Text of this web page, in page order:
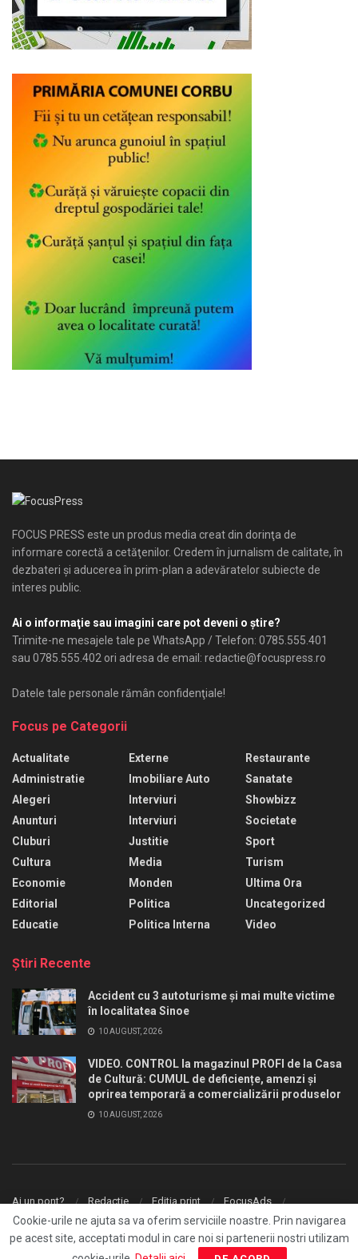
FOCUS PRESS este un produs media creat din dorinţa de
informare corectă a cetăţenilor. Credem în jurnalism de calitate, în
dezbateri şi aducerea în prim-plan a adevăratelor subiecte de
interes public.
Ai o informaţie sau imagini care pot deveni o ştire?
Trimite-ne mesajele tale pe WhatsApp / Telefon: 0785.555.401
sau 0785.555.402 ori adresa de email: redactie@focuspress.ro
Datele tale personale rămân confidenţiale!
Focus pe Categorii
Actualitate
Administratie
Alegeri
Anunturi
Cluburi
Cultura
Economie
Editorial
Educatie
Externe
Imobiliare Auto
Interviuri
Interviuri
Justitie
Media
Monden
Politica
Politica Interna
Restaurante
Sanatate
Showbizz
Societate
Sport
Turism
Ultima Ora
Uncategorized
Video
Ştiri Recente
Accident cu 3 autoturisme și mai multe victime
în localitatea Sinoe
10 AUGUST, 2026
VIDEO. CONTROL la magazinul PROFI de la Casa
de Cultură: CUMUL de deficiențe, amenzi și
oprirea temporară a comercializării produselor
10 AUGUST, 2026
Ai un pont? Redactie Editia print
FocusAds
Agentie publicitate
Fresh Media.
Cookie-urile ne ajuta sa va oferim serviciile noastre. Prin navigarea
pe acest site, acceptati modul in care noi si partenerii nostri utilizam